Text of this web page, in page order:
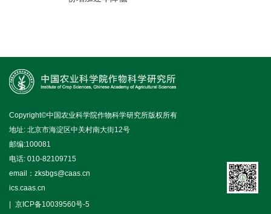
Copyright©中国农业科学院作物科学研究所版权所有
地址: 北京市海淀区中关村南大街12号
邮编:100081
电话: 010-82109715
email：zksbgs@caas.cn
ics.caas.cn
京ICP备10039560号-5